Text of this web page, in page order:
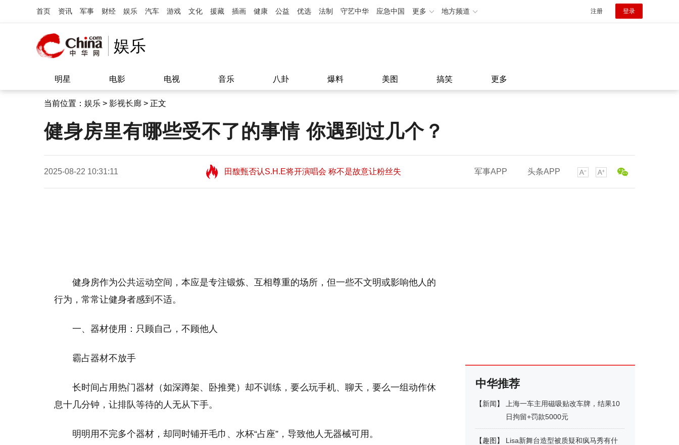
首页 资讯 军事 财经 娱乐 汽车 游戏 文化 援藏 插画 健康 公益 优选 法制 守艺中华 应急中国 更多 地方频道 注册 登录
娱乐
明星 电影 电视 音乐 八卦 爆料 美图 搞笑 更多
当前位置： 娱乐 > 影视长廊 > 正文
健身房里有哪些受不了的事情 你遇到过几个？
2025-08-22 10:31:11
田馥甄否认S.H.E将开演唱会 称不是故意让粉丝失
望11:08
田馥甄否认S.H.E将开演唱会 称不是故意让粉丝失
军事APP 头条APP
健身房作为公共运动空间，本应是专注锻炼、互相尊重的场所，但一些不文明或影响他人的
行为，常常让健身者感到不适。
一、器材使用：只顾自己，不顾他人
霸占器材不放手
长时间占用热门器材（如深蹲架、卧推凳）却不训练，要么玩手机、聊天，要么一组动作休
息十几分钟，让排队等待的人无从下手。
明明用不完多个器材，却同时铺开毛巾、水杯“占座”，导致他人无器械可用。
中华推荐
【新闻】
上海一车主用磁吸贴改车牌，结果10
日拘留+罚款5000元
【趣图 】
Lisa新舞台造型被质疑和疯马秀有什